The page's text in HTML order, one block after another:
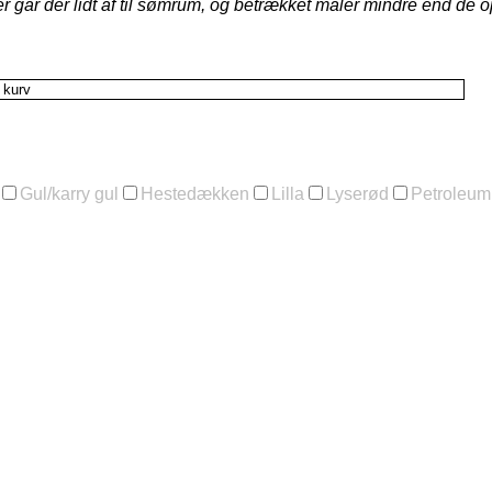
går der lidt af til sømrum, og betrækket måler mindre end de
Gul/karry gul Hestedækken Lilla Lyserød
Petroleum